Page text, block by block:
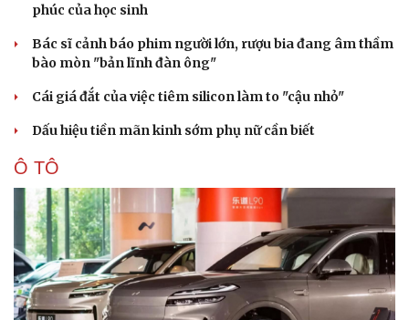
phúc của học sinh
Bác sĩ cảnh báo phim người lớn, rượu bia đang âm thầm
bào mòn "bản lĩnh đàn ông"
Cái giá đắt của việc tiêm silicon làm to "cậu nhỏ"
Dấu hiệu tiền mãn kinh sớm phụ nữ cần biết
Ô TÔ